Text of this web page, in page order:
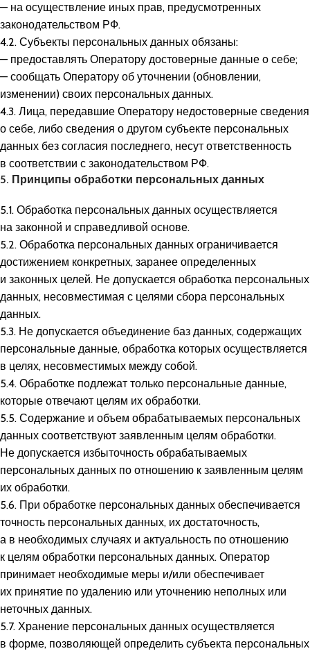
— на осуществление иных прав, предусмотренных
законодательством РФ.
4.2. Субъекты персональных данных обязаны:
— предоставлять Оператору достоверные данные о себе;
— сообщать Оператору об уточнении (обновлении,
изменении) своих персональных данных.
4.3. Лица, передавшие Оператору недостоверные сведения
о себе, либо сведения о другом субъекте персональных
данных без согласия последнего, несут ответственность
в соответствии с законодательством РФ.
5. Принципы обработки персональных данных
5.1. Обработка персональных данных осуществляется
на законной и справедливой основе.
5.2. Обработка персональных данных ограничивается
достижением конкретных, заранее определенных
и законных целей. Не допускается обработка персональных
данных, несовместимая с целями сбора персональных
данных.
5.3. Не допускается объединение баз данных, содержащих
персональные данные, обработка которых осуществляется
в целях, несовместимых между собой.
5.4. Обработке подлежат только персональные данные,
которые отвечают целям их обработки.
5.5. Содержание и объем обрабатываемых персональных
данных соответствуют заявленным целям обработки.
Не допускается избыточность обрабатываемых
персональных данных по отношению к заявленным целям
их обработки.
5.6. При обработке персональных данных обеспечивается
точность персональных данных, их достаточность,
а в необходимых случаях и актуальность по отношению
к целям обработки персональных данных. Оператор
принимает необходимые меры и/или обеспечивает
их принятие по удалению или уточнению неполных или
неточных данных.
5.7. Хранение персональных данных осуществляется
в форме, позволяющей определить субъекта персональных